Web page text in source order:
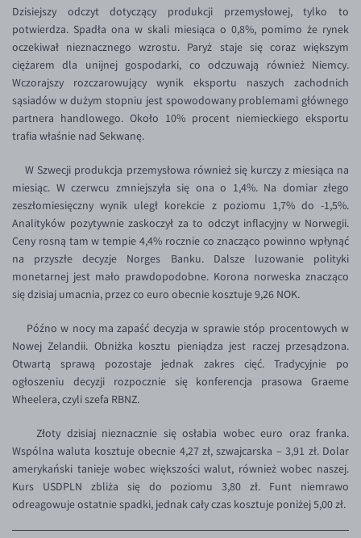
Inne pary walutowe
AUD/PLN
BGN/PLN
CAD/PLN
CNY/PLN
HUF/PLN
ILS/PLN
JPY/PLN
NZD/PLN
RON/PLN
TRY/PLN
ZAR/PLN
EUR/USD
EUR/CHF
EUR/CZK
EUR/DKK
Aplikacja mobilna
Bezpieczeństwo
Pomoc
Pomoc
FAQ
Wymiana walut
Banki i przelewy
Przelewy zagraniczne
Słowniczek
Poradnik
KONTAKT
Kontakt
Dla mediów
PL
Dzisiejszy odczyt dotyczący produkcji przemysłowej, tylko to
potwierdza. Spadła ona w skali miesiąca o 0,8%, pomimo że rynek
oczekiwał nieznacznego wzrostu. Paryż staje się coraz większym
ciężarem dla unijnej gospodarki, co odczuwają również Niemcy.
Wczorajszy rozczarowujący wynik eksportu naszych zachodnich
sąsiadów w dużym stopniu jest spowodowany problemami głównego
partnera handlowego. Około 10% procent niemieckiego eksportu
trafia właśnie nad Sekwanę.
W Szwecji produkcja przemysłowa również się kurczy z miesiąca na
miesiąc. W czerwcu zmniejszyła się ona o 1,4%. Na domiar złego
zeszłomiesięczny wynik uległ korekcie z poziomu 1,7% do -1,5%.
Analityków pozytywnie zaskoczył za to odczyt inflacyjny w Norwegii.
Ceny rosną tam w tempie 4,4% rocznie co znacząco powinno wpłynąć
na przyszłe decyzje Norges Banku. Dalsze luzowanie polityki
monetarnej jest mało prawdopodobne. Korona norweska znacząco
się dzisiaj umacnia, przez co euro obecnie kosztuje 9,26 NOK.
Późno w nocy ma zapaść decyzja w sprawie stóp procentowych w
Nowej Zelandii. Obniżka kosztu pieniądza jest raczej przesądzona.
Otwartą sprawą pozostaje jednak zakres cięć. Tradycyjnie po
ogłoszeniu decyzji rozpocznie się konferencja prasowa Graeme
Wheelera, czyli szefa RBNZ.
Złoty dzisiaj nieznacznie się osłabia wobec euro oraz franka.
Wspólna waluta kosztuje obecnie 4,27 zł, szwajcarska – 3,91 zł. Dolar
amerykański tanieje wobec większości walut, również wobec naszej.
Kurs USDPLN zbliża się do poziomu 3,80 zł. Funt niemrawo
odreagowuje ostatnie spadki, jednak cały czas kosztuje poniżej 5,00 zł.